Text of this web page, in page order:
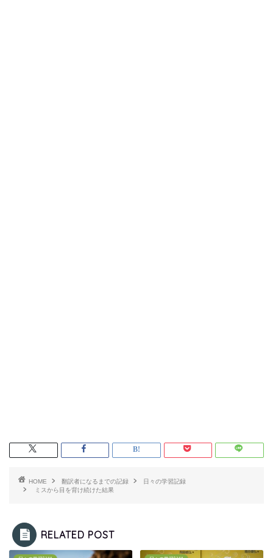
HOME 翻訳者になるまでの記録
日々の学習記録
ミスから目を背け続けた結果
RELATED POST